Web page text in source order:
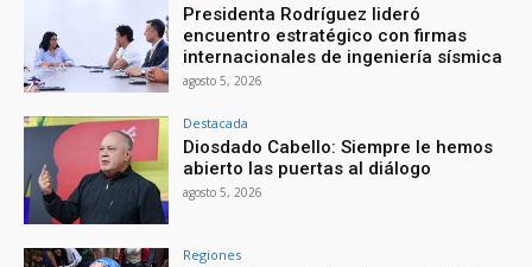
Presidenta Rodríguez lideró
encuentro estratégico con firmas
internacionales de ingeniería sísmica
agosto 5, 2026
Destacada
Diosdado Cabello: Siempre le hemos
abierto las puertas al diálogo
agosto 5, 2026
Regiones